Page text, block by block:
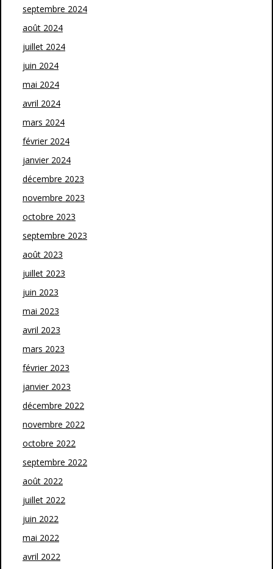
septembre 2024
août 2024
juillet 2024
juin 2024
mai 2024
avril 2024
mars 2024
février 2024
janvier 2024
décembre 2023
novembre 2023
octobre 2023
septembre 2023
août 2023
juillet 2023
juin 2023
mai 2023
avril 2023
mars 2023
février 2023
janvier 2023
décembre 2022
novembre 2022
octobre 2022
septembre 2022
août 2022
juillet 2022
juin 2022
mai 2022
avril 2022